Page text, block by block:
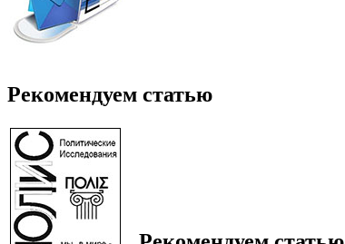
Рекомендуем статью